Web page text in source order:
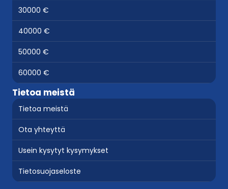
30000 €
40000 €
50000 €
60000 €
Tietoa meistä
Tietoa meistä
Ota yhteyttä
Usein kysytyt kysymykset
Tietosuojaseloste